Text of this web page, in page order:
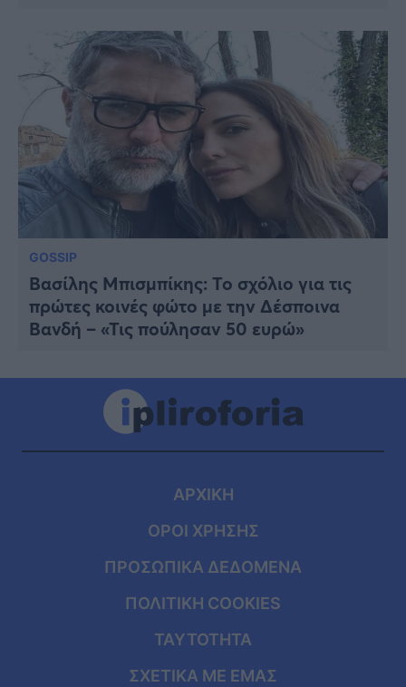
GOSSIP
Βασίλης Μπισμπίκης: Το σχόλιο για τις
πρώτες κοινές φώτο με την Δέσποινα
Βανδή – «Τις πούλησαν 50 ευρώ»
ΑΡΧΙΚΗ
ΟΡΟΙ ΧΡΗΣΗΣ
ΠΡΟΣΩΠΙΚΑ ΔΕΔΟΜΕΝΑ
ΠΟΛΙΤΙΚΗ COOKIES
ΤΑΥΤΟΤΗΤΑ
ΣΧΕΤΙΚΑ ΜΕ ΕΜΑΣ